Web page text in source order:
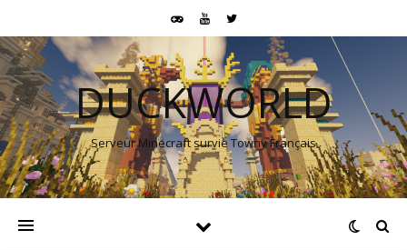
DUCKWORLD
Serveur Minecraft survie Towny Français